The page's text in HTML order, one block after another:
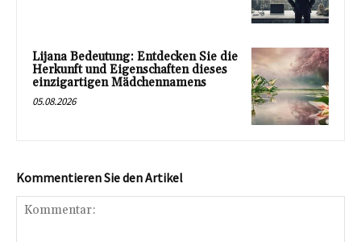
Lijana Bedeutung: Entdecken Sie die
Herkunft und Eigenschaften dieses
einzigartigen Mädchennamens
05.08.2026
Kommentieren Sie den Artikel